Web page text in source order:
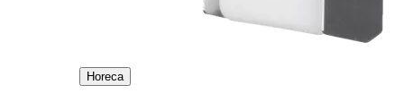
Horeca